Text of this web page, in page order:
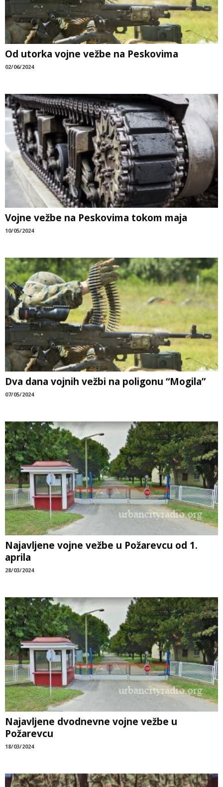
Od utorka vojne vežbe na Peskovima
02/06/2024
Vojne vežbe na Peskovima tokom maja
10/05/2024
Dva dana vojnih vežbi na poligonu “Mogila”
07/05/2024
Najavljene vojne vežbe u Požarevcu od 1.
aprila
28/03/2024
Najavljene dvodnevne vojne vežbe u
Požarevcu
18/03/2024